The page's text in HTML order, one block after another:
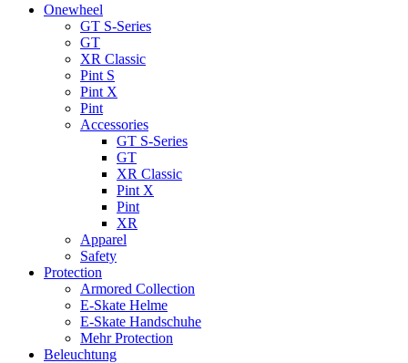
Onewheel
GT S-Series
GT
XR Classic
Pint S
Pint X
Pint
Accessories
GT S-Series
GT
XR Classic
Pint X
Pint
XR
Apparel
Safety
Protection
Armored Collection
E-Skate Helme
E-Skate Handschuhe
Mehr Protection
Beleuchtung